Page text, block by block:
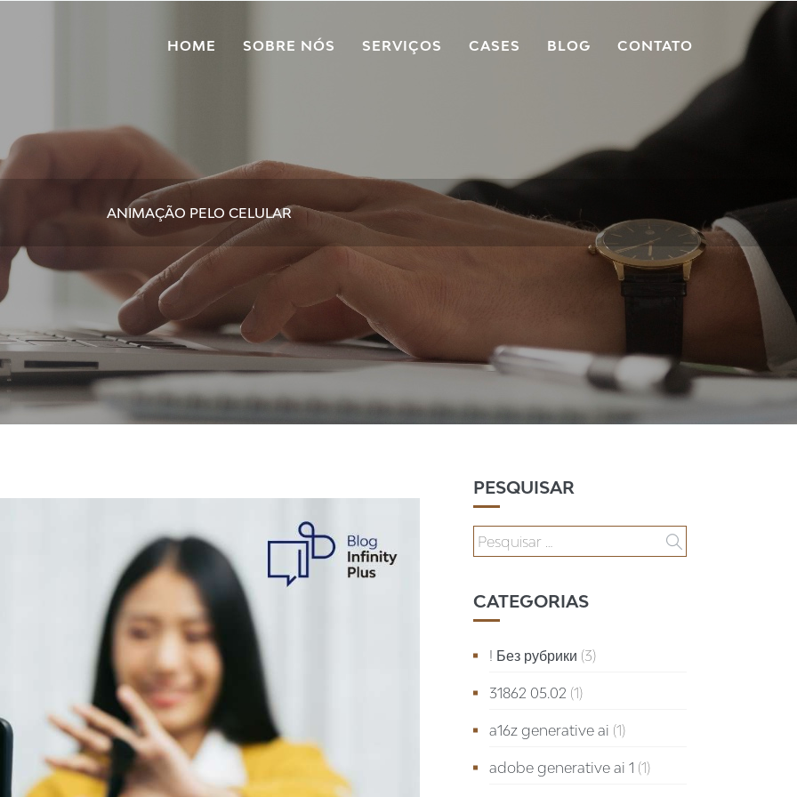
HOME SOBRE NÓS SERVIÇOS CASES BLOG CONTATO
ANIMAÇÃO PELO CELULAR
PESQUISAR
CATEGORIAS
! Без рубрики (3)
31862 05.02 (1)
a16z generative ai (1)
adobe generative ai 1 (1)